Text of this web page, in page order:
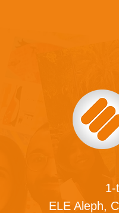
1-
ELE Aleph,